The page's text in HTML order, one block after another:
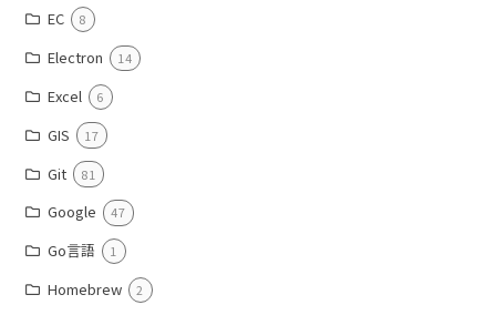
EC 8
Electron 14
Excel 6
GIS 17
Git 81
Google 47
Go言語 1
Homebrew 2